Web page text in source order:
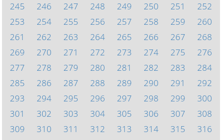
245
246 247 248 249 250 251
252
253
254 255 256 257 258 259
260
261
262 263 264 265 266 267
268
269
270 271 272 273 274 275
276
277
278 279 280 281 282 283
284
285
286 287 288 289 290 291
292
293
294 295 296 297 298 299
300
301
302 303 304 305 306 307
308
309
310 311 312 313 314 315
316